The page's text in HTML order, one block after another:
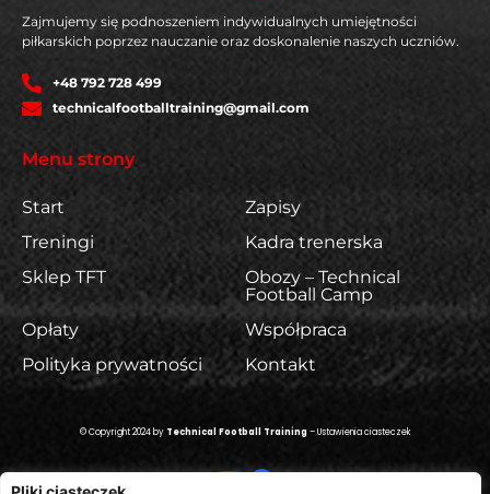
Zajmujemy się podnoszeniem indywidualnych umiejętności
piłkarskich poprzez nauczanie oraz doskonalenie naszych uczniów.
+48 792 728 499
technicalfootballtraining@gmail.com
Menu strony
Start
Zapisy
Treningi
Kadra trenerska
Sklep TFT
Obozy – Technical
Football Camp
Opłaty
Współpraca
Polityka prywatności
Kontakt
© Copyright 2024 by Technical Football Training–Ustawienia ciasteczek